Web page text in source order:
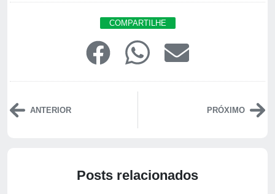
COMPARTILHE
ANTERIOR PRÓXIMO
Posts relacionados